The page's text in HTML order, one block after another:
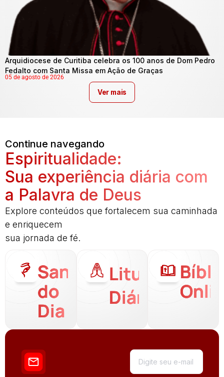
Arquidiocese de Curitiba celebra os 100 anos de Dom Pedro
Fedalto com Santa Missa em Ação de Graças
05 de agosto de 2026
Ver mais
Continue navegando
Espiritualidade:
Sua experiência diária com
a Palavra de Deus
Explore conteúdos que fortalecem sua caminhada
e enriquecem
sua jornada de fé.
Santo
do
Dia
Liturgia
Diária